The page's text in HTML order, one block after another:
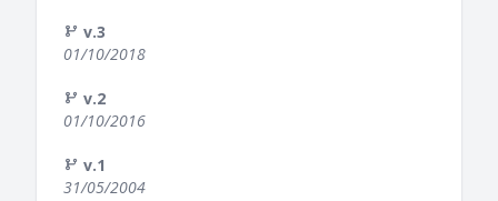
v.3
01/10/2018
v.2
01/10/2016
v.1
31/05/2004